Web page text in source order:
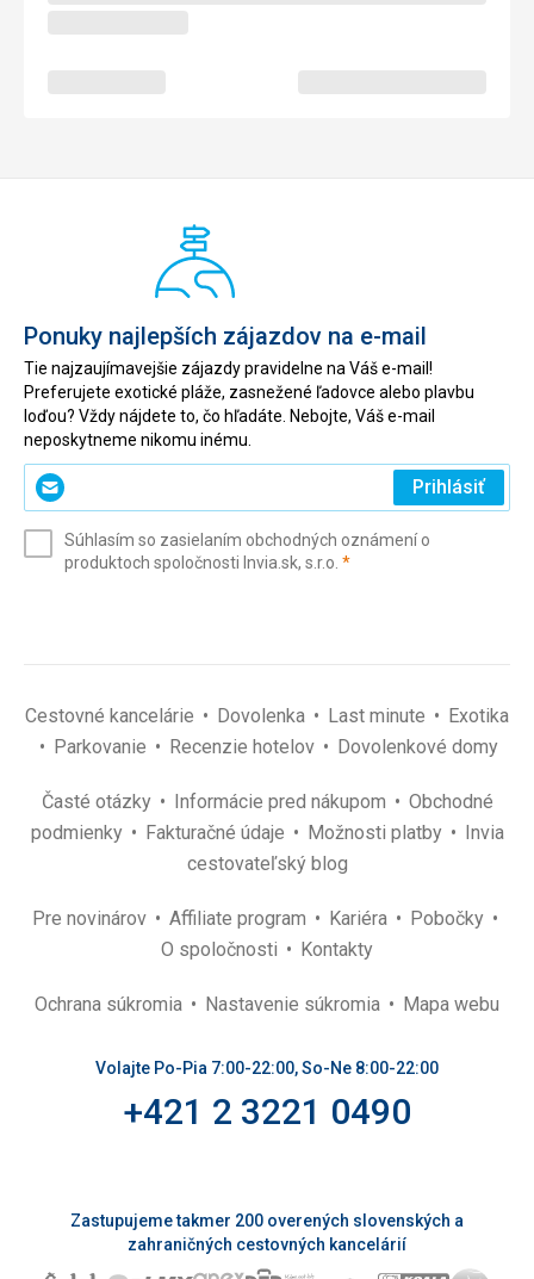
Ponuky najlepších zájazdov na e-mail
Tie najzaujímavejšie zájazdy pravidelne na Váš e-mail!
Preferujete exotické pláže, zasnežené ľadovce alebo plavbu
loďou? Vždy nájdete to, čo hľadáte. Nebojte, Váš e-mail
neposkytneme nikomu inému.
Zadajte
svoj
(povinné)
Prihlásiť
Súhlasím so zasielaním obchodných oznámení o
produktoch spoločnosti Invia.sk, s.r.o. *(povinné)
Cestovné kancelárie Dovolenka Last minute
Exotika
Parkovanie
Recenzie hotelov Dovolenkové domy
Časté otázky Informácie pred nákupom
Obchodné
podmienky
Fakturačné údaje Možnosti platby
Invia
cestovateľský blog
Pre novinárov Affiliate program Kariéra
Pobočky
O spoločnosti
Kontakty
Ochrana súkromia Nastavenie súkromia Mapa webu
Volajte Po-Pia 7:00-22:00, So-Ne 8:00-22:00
+421 2 3221 0490
Zastupujeme takmer 200 overených slovenských a
zahraničných cestovných kancelárií